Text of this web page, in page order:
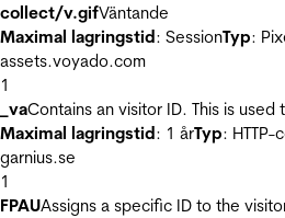
collect/v.gifVäntande
Maximal lagringstid: SessionTyp:
assets.voyado.com
1
_vaContains an visitor ID. This is
Maximal lagringstid: 1 årTyp: HTTP-
garnius.se
1
FPAUAssigns a specific ID to the